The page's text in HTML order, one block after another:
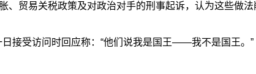
、贸易关税政策及对政治对手的刑事起诉，认为这些做法
接受访问时回应称：“他们说我是国王——我不是国王。”